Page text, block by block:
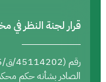
قرار لجنة النظر في